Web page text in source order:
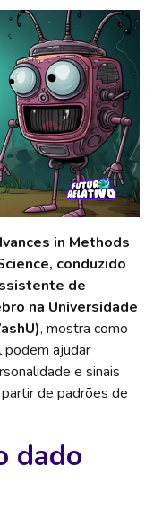
in Methods
conduzido
de
na Universidade
, mostra como
podem ajudar
e sinais
de padrões de
dado